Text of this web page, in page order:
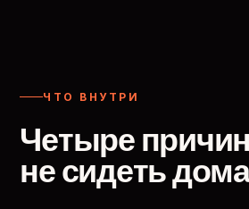
ЧТО ВНУТРИ
Четыре
не сидеть дома